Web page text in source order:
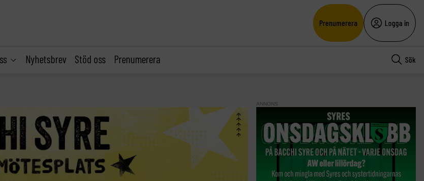
Prenumerera Logga in
Nyhetsbrev Stöd oss Prenumerera Sök
ANNONS